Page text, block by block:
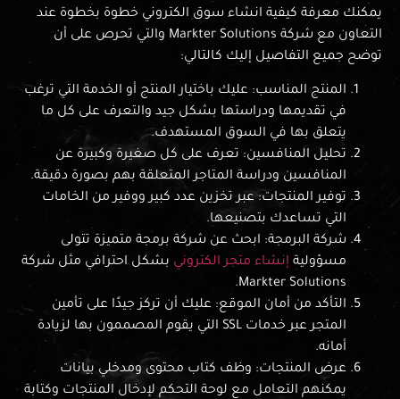
يمكنك معرفة كيفية انشاء سوق الكتروني خطوة بخطوة عند
التعاون مع شركة Markter Solutions والتي تحرص على أن
توضح جميع التفاصيل إليك كالتالي:
المنتج المناسب: عليك باختيار المنتج أو الخدمة التي ترغب
في تقديمها ودراستها بشكل جيد والتعرف على كل ما
يتعلق بها في السوق المستهدف.
تحليل المنافسين: تعرف على كل صغيرة وكبيرة عن
المنافسين ودراسة المتاجر المتعلقة بهم بصورة دقيقة.
توفير المنتجات: عبر تخزين عدد كبير ووفير من الخامات
التي تساعدك بتصنيعها.
شركة البرمجة: ابحث عن شركة برمجة متميزة تتولى
مسؤولية إنشاء متجر الكتروني بشكل احترافي مثل شركة
Markter Solutions.
التأكد من أمان الموقع: عليك أن تركز جيدًا على تأمين
المتجر عبر خدمات SSL التي يقوم المصممون بها لزيادة
أمانه.
عرض المنتجات: وظف كتاب محتوى ومدخلي بيانات
يمكنهم التعامل مع لوحة التحكم لإدخال المنتجات وكتابة